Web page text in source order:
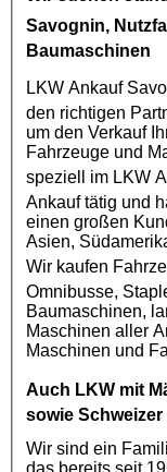
Savognin,
Baumaschinen
LKW Ankauf
den richtigen
um den Verkauf
Fahrzeuge und
speziell im LKW
Ankauf tätig und
einen großen
Asien,
Wir kaufen
Omnibusse,
Baumaschinen,
Maschinen aller
Maschinen und
Auch LKW mit
sowie
Wir sind ein